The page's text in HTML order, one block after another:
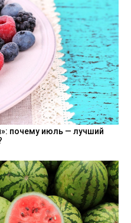
почему июль — лучший